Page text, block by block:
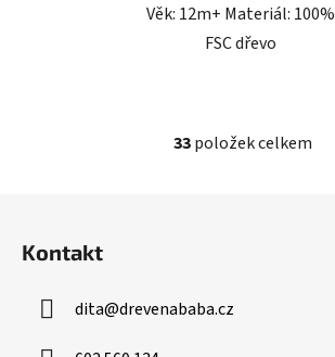
Věk: 12m+ Materiál: 100%
FSC dřevo
O
33položek celkem
Kontakt
dita@drevenababa.cz